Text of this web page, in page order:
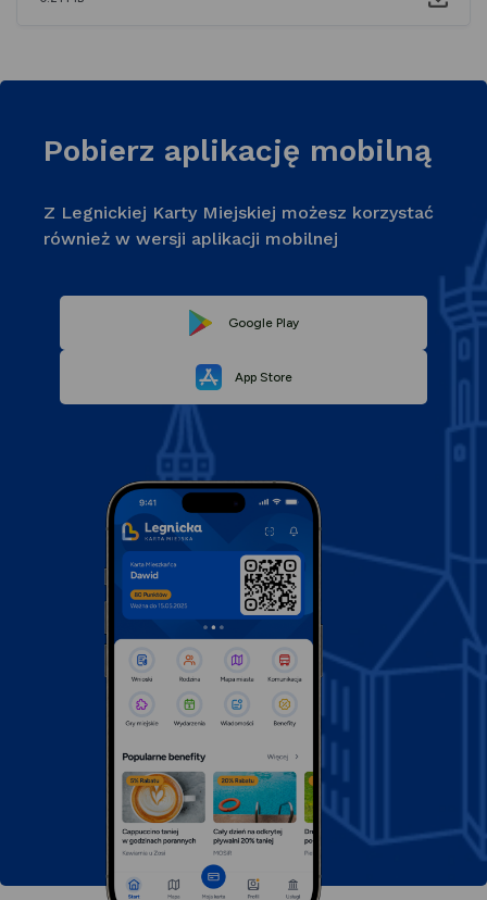
Pobierz aplikację mobilną
Z Legnickiej Karty Miejskiej możesz korzystać
również w wersji aplikacji mobilnej
Google PlayLink
w
App StoreLink
się
w
nowej
karcie